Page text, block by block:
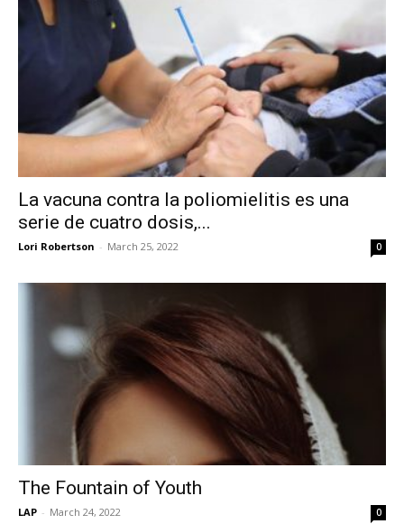
La vacuna contra la poliomielitis es una
serie de cuatro dosis,...
Lori Robertson - March 25, 2022 0
The Fountain of Youth
LAP - March 24, 2022 0